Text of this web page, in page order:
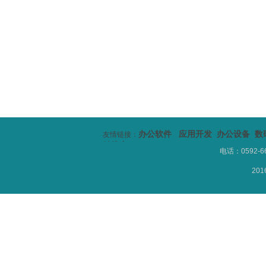
友情链接： 办公软件 应用开发 办公设备 数
电话：0592-